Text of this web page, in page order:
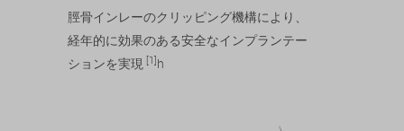
脛骨インレーのクリッピング機構により、
経年的に効果のある安全なインプランテー
ションを実現 [1]h